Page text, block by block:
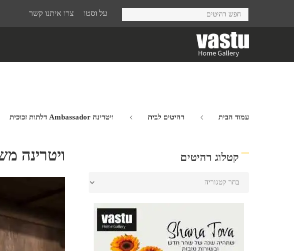
על וסטו צרו איתנו קשר
עמוד הבית רהיטים לבית ויטרינה Ambassador דלתות זכוכית
ויטרינה קטלוג רהיטים